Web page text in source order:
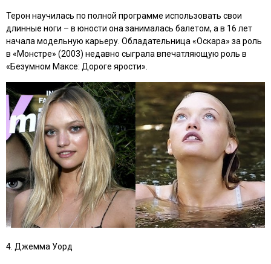
Терон научилась по полной программе использовать свои
длинные ноги – в юности она занималась балетом, а в 16 лет
начала модельную карьеру. Обладательница «Оскара» за роль
в «Монстре» (2003) недавно сыграла впечатляющую роль в
«Безумном Максе: Дороге ярости».
4. Джемма Уорд